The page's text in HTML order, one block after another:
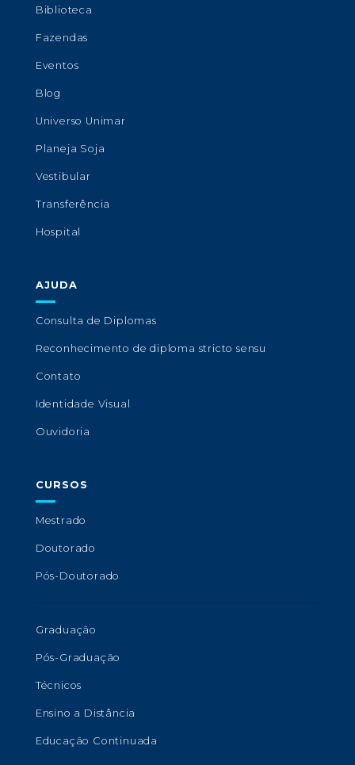
Biblioteca
Fazendas
Eventos
Blog
Universo Unimar
Planeja Soja
Vestibular
Transferência
Hospital
AJUDA
Consulta de Diplomas
Reconhecimento de diploma stricto sensu
Contato
Identidade Visual
Ouvidoria
CURSOS
Mestrado
Doutorado
Pós-Doutorado
Graduação
Pós-Graduação
Técnicos
Ensino a Distância
Educação Continuada